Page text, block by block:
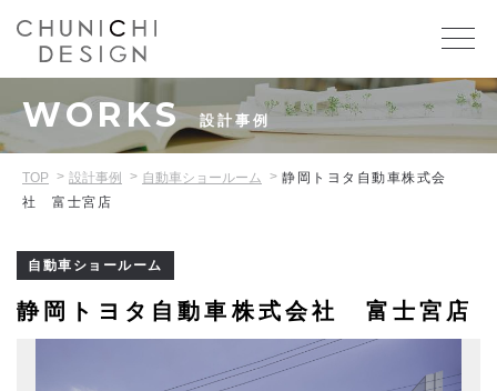
WORKS 設計事例
TOP 設計事例 自動車ショールーム
静岡トヨタ自動車株式会
社 富士宮店
自動車ショールーム
静岡トヨタ自動車株式会社 富士宮店